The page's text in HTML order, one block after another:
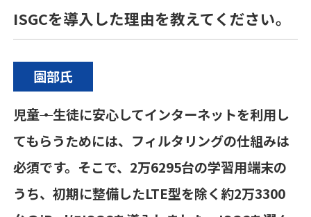
ISGCを導入した理由を教えてください。
園部氏
児童・生徒に安心してインターネットを利用し
てもらうためには、フィルタリングの仕組みは
必須です。そこで、 2万6295台の学習用端末の
うち、初期に整備したLTE型を除く約2万3300